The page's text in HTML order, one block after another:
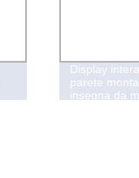
Display
parete
insegna da